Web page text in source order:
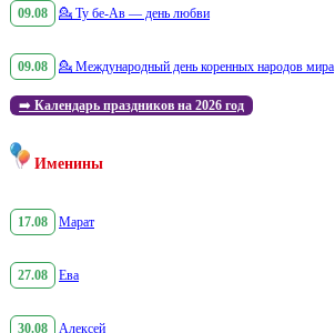
09.08 💁 Ту бе-Ав — день любви
09.08 💁 Международный день коренных народов мира
➡️ Календарь праздников на 2026 год
Именины
17.08 Марат
27.08 Ева
30.08 Алексей